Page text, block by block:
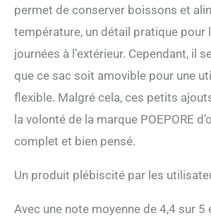
Détails: La
isotherme et
il libère vos
pendant l’été
permet d’y
peut être utilisé
en coton peut
permet de conserver boissons et
température, un détail pratique pour
journées à l’extérieur. Cependant, il
que ce sac soit amovible pour une
flexible. Malgré cela, ces petits
la volonté de la marque POEPORE
complet et bien pensé.
Un produit plébiscité par les
Avec une note moyenne de 4,4 sur 5